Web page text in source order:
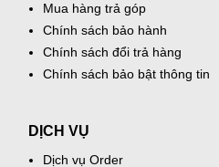
Mua hàng trả góp
Chính sách bảo hành
Chính sách đổi trả hàng
Chính sách bảo bật thông tin
DỊCH VỤ
Dịch vụ Order